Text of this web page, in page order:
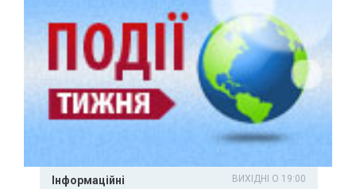
Інформаційні ВИХІДНІ О 19:00